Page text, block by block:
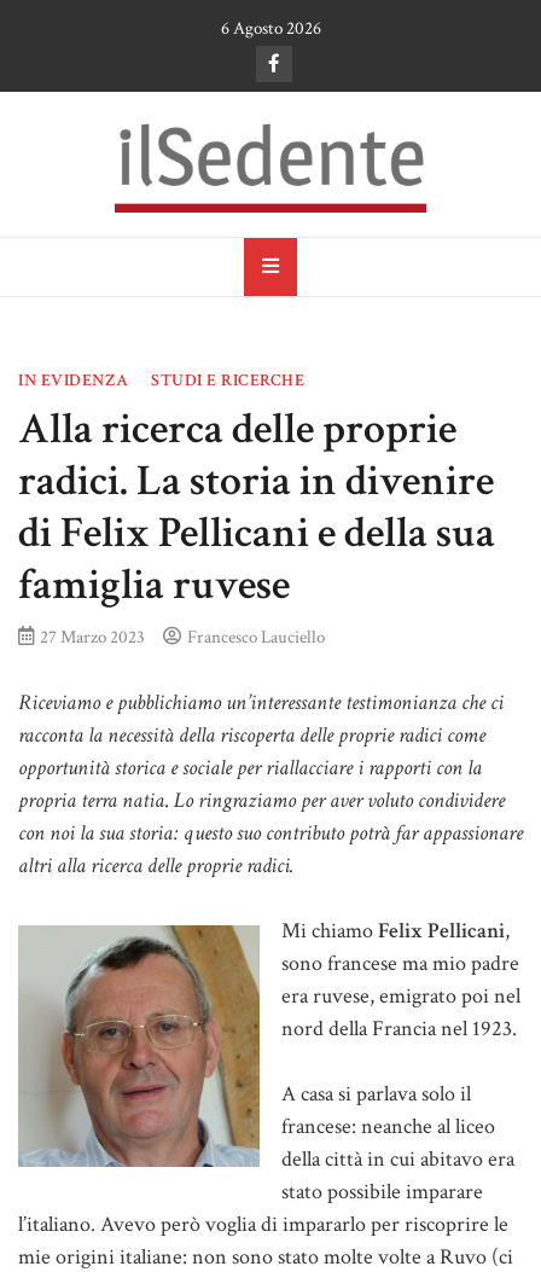
6 Agosto 2026
il Sedente
IN EVIDENZA STUDI E RICERCHE
Alla ricerca delle proprie
radici. La storia in divenire
di Felix Pellicani e della sua
famiglia ruvese
27 Marzo 2023 Francesco Lauciello
Riceviamo e pubblichiamo un’interessante testimonianza che ci
racconta la necessità della riscoperta delle proprie radici come
opportunità storica e sociale per riallacciare i rapporti con la
propria terra natia. Lo ringraziamo per aver voluto condividere
con noi la sua storia: questo suo contributo potrà far appassionare
altri alla ricerca delle proprie radici.
Mi chiamoFelix Pellicani,
sono francese ma mio padre
era ruvese, emigrato poi nel
nord della Francia nel 1923.
A casa si parlava solo il
francese: neanche al liceo
della città in cui abitavo era
stato possibile imparare
l’italiano. Avevo però voglia di impararlo per riscoprire le
mie origini italiane: non sono stato molte volte a Ruvo (ci